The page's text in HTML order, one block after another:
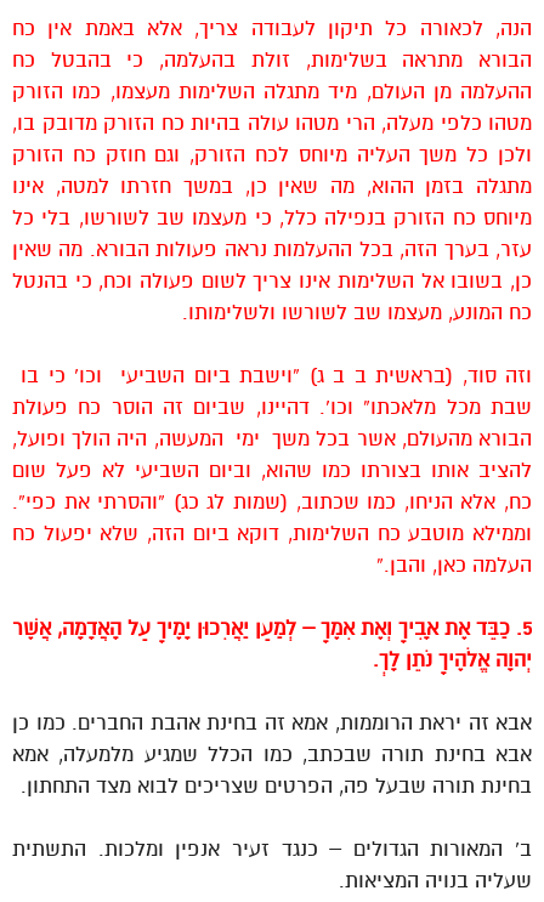
הנה, לכאורה כל תיקון לעבודה צריך, אלא באמת אין כח
הבורא מתראה בשלימות, זולת בהעלמה, כי בהבטל כח
ההעלמה מן העולם, מיד מתגלה השלימות מעצמו, כמו הזורק
מטהו כלפי מעלה, הרי מטהו עולה בהיות כח הזורק מדובק בו,
ולכן כל משך העליה מיוחס לכח הזורק, וגם חוזק כח הזורק
מתגלה בזמן ההוא, מה שאין כן, במשך חזרתו למטה, אינו
מיוחס כח הזורק בנפילה כלל, כי מעצמו שב לשורשו, בלי כל
עזר, בערך הזה, בכל ההעלמות נראה פעולות הבורא. מה שאין
כן, בשובו אל השלימות אינו צריך לשום פעולה וכח, כי בהנטל
כח המונע, מעצמו שב לשורשו ולשלימותו.
וזה סוד, (בראשית ב ב ג) “וישבת ביום השביעי וכו’ כי בו
שבת מכל מלאכתו” וכו’. דהיינו, שביום זה הוסר כח פעולת
הבורא מהעולם, אשר בכל משך ימי המעשה, היה הולך ופועל,
להציב אותו בצורתו כמו שהוא, וביום השביעי לא פעל שום
כח, אלא הניחו, כמו שכתוב, (שמות לג כג) “והסרתי את כפי”.
וממילא מוטבע כח השלימות, דוקא ביום הזה, שלא יפעול כח
העלמה כאן, והבן.”
5. כַּבֵּד אֶת אָבִיךָ וְאֶת אִמֶּךָ – לְמַעַן יַאֲרִכוּן יָמֶיךָ עַל הָאֲדָמָה, אֲשֶׁר
יְהוָה אֱלֹהֶיךָ נֹתֵן לָךְ.
אבא זה יראת הרוממות, אמא זה בחינת אהבת החברים. כמו כן
אבא בחינת תורה שבכתב, כמו הכלל שמגיע מלמעלה, אמא
בחינת תורה שבעל פה, הפרטים שצריכים לבוא מצד התחתון.
ב’ המאורות הגדולים – כנגד זעיר אנפין ומלכות. התשתית
שעליה בנויה המציאות.